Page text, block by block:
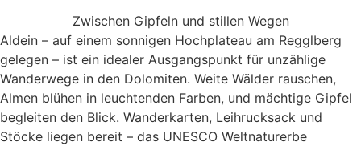
Zwischen Gipfeln und stillen Wegen
Aldein – auf einem sonnigen Hochplateau am Regglberg
gelegen – ist ein idealer Ausgangspunkt für unzählige
Wanderwege in den Dolomiten. Weite Wälder rauschen,
Almen blühen in leuchtenden Farben, und mächtige Gipfel
begleiten den Blick. Wanderkarten, Leihrucksack und
Stöcke liegen bereit – das UNESCO Weltnaturerbe